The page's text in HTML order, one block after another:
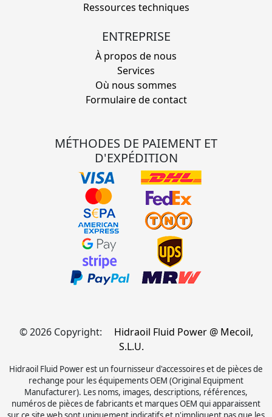
Ressources techniques
ENTREPRISE
À propos de nous
Services
Où nous sommes
Formulaire de contact
MÉTHODES DE PAIEMENT ET
D'EXPÉDITION
© 2026 Copyright:
Hidraoil Fluid Power @ Mecoil,
S.L.U.
Hidraoil Fluid Power est un fournisseur d'accessoires et de pièces de
rechange pour les équipements OEM (Original Equipment
Manufacturer). Les noms, images, descriptions, références,
numéros de pièces de fabricants et marques OEM qui apparaissent